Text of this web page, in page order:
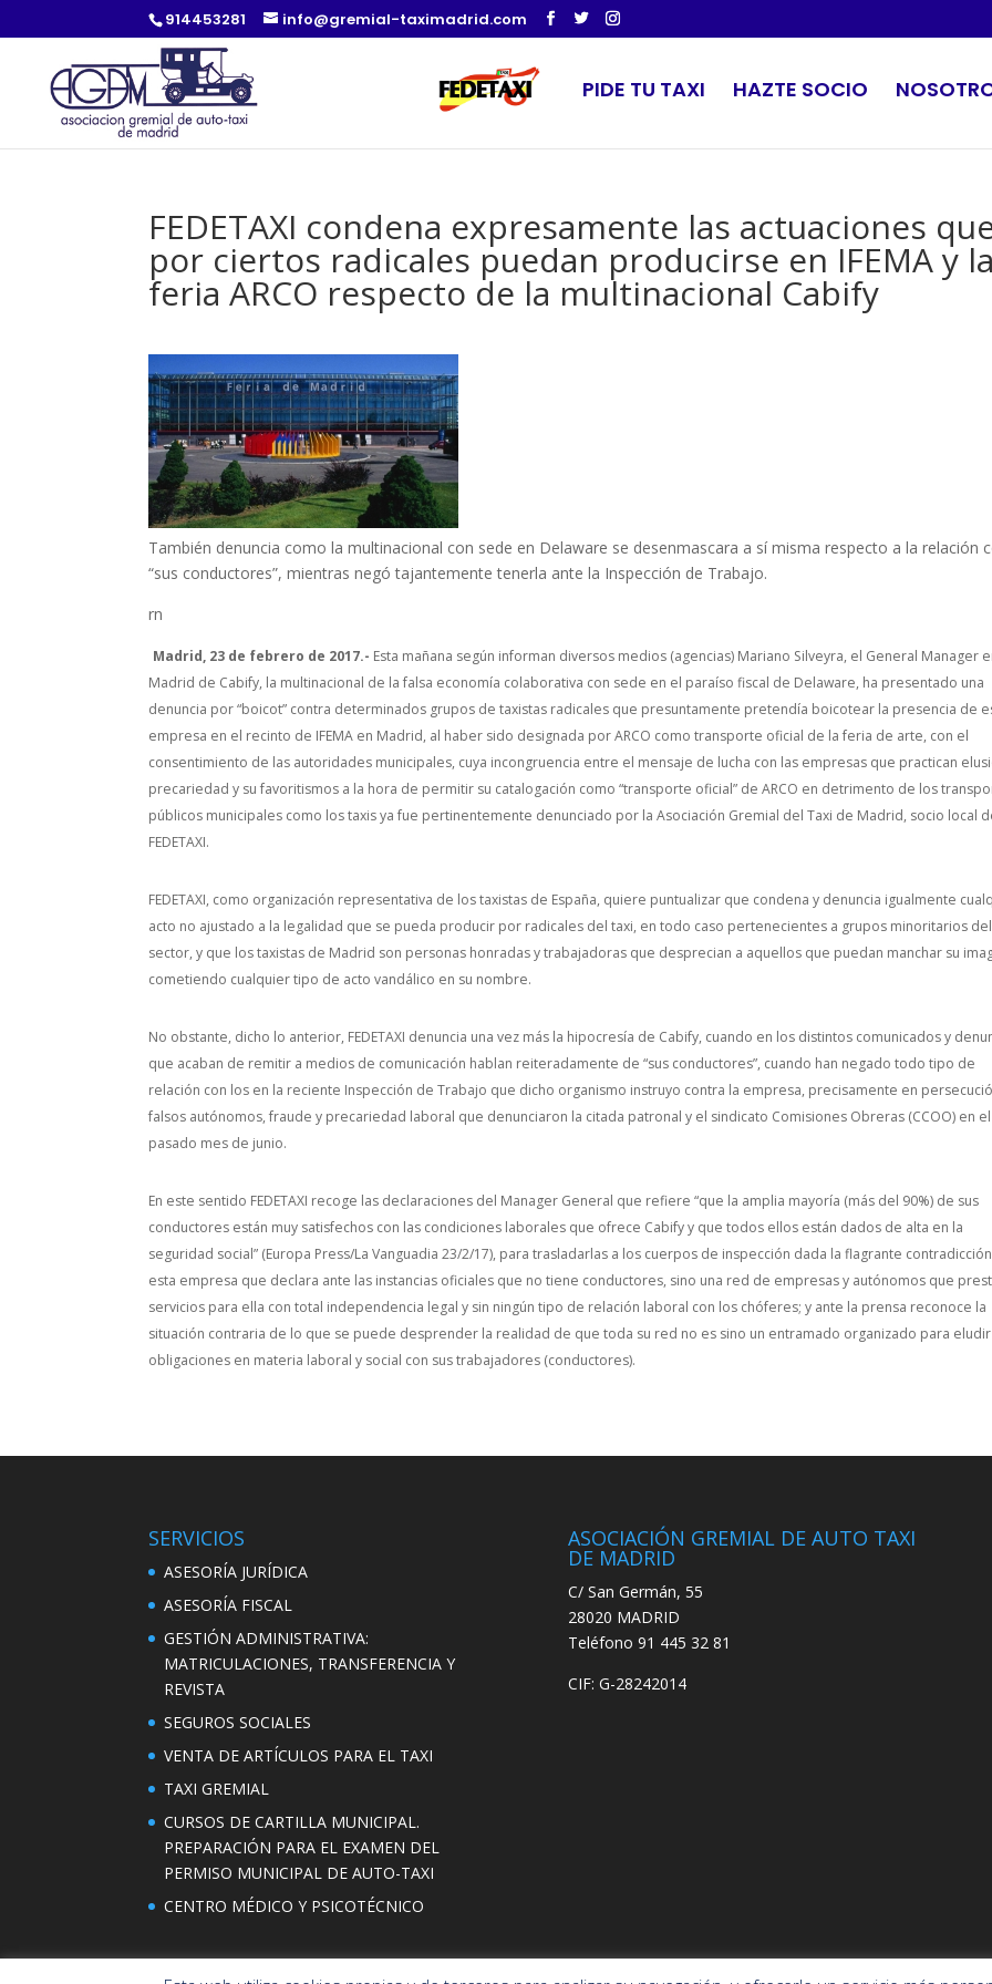
914453281 info@gremial-taximadrid.com
PIDE TU TAXI HAZTE SOCIO
FEDETAXI condena expresamente las actuaciones
por ciertos radicales puedan producirse en IFEMA y la
feria ARCO respecto de la multinacional Cabify
También denuncia como la multinacional con sede en Delaware se desenmascara a sí misma respecto a la relación
“sus conductores”, mientras negó tajantemente tenerla ante la Inspección de Trabajo.
rn
Madrid, 23 de febrero de 2017.- Esta mañana según informan diversos medios (agencias) Mariano Silveyra, el General Manager
Madrid de Cabify, la multinacional de la falsa economía colaborativa con sede en el paraíso fiscal de Delaware, ha presentado una
denuncia por “boicot” contra determinados grupos de taxistas radicales que presuntamente pretendía boicotear la presencia de
empresa en el recinto de IFEMA en Madrid, al haber sido designada por ARCO como transporte oficial de la feria de arte, con el
consentimiento de las autoridades municipales, cuya incongruencia entre el mensaje de lucha con las empresas que practican
precariedad y su favoritismos a la hora de permitir su catalogación como “transporte oficial” de ARCO en detrimento de los
públicos municipales como los taxis ya fue pertinentemente denunciado por la Asociación Gremial del Taxi de Madrid, socio local
FEDETAXI.
FEDETAXI, como organización representativa de los taxistas de España, quiere puntualizar que condena y denuncia igualmente
acto no ajustado a la legalidad que se pueda producir por radicales del taxi, en todo caso pertenecientes a grupos minoritarios del
sector, y que los taxistas de Madrid son personas honradas y trabajadoras que desprecian a aquellos que puedan manchar su
cometiendo cualquier tipo de acto vandálico en su nombre.
No obstante, dicho lo anterior, FEDETAXI denuncia una vez más la hipocresía de Cabify, cuando en los distintos comunicados y
que acaban de remitir a medios de comunicación hablan reiteradamente de “sus conductores”, cuando han negado todo tipo de
relación con los en la reciente Inspección de Trabajo que dicho organismo instruyo contra la empresa, precisamente en
falsos autónomos, fraude y precariedad laboral que denunciaron la citada patronal y el sindicato Comisiones Obreras (CCOO) en el
pasado mes de junio.
En este sentido FEDETAXI recoge las declaraciones del Manager General que refiere “que la amplia mayoría (más del 90%) de sus
conductores están muy satisfechos con las condiciones laborales que ofrece Cabify y que todos ellos están dados de alta en la
seguridad social” (Europa Press/La Vanguadia 23/2/17), para trasladarlas a los cuerpos de inspección dada la flagrante
esta empresa que declara ante las instancias oficiales que no tiene conductores, sino una red de empresas y autónomos que
servicios para ella con total independencia legal y sin ningún tipo de relación laboral con los chóferes; y ante la prensa reconoce la
situación contraria de lo que se puede desprender la realidad de que toda su red no es sino un entramado organizado para eludir
obligaciones en materia laboral y social con sus trabajadores (conductores).
SERVICIOS
ASESORÍA JURÍDICA
ASESORÍA FISCAL
GESTIÓN ADMINISTRATIVA:
MATRICULACIONES, TRANSFERENCIA Y
REVISTA
SEGUROS SOCIALES
VENTA DE ARTÍCULOS PARA EL TAXI
TAXI GREMIAL
CURSOS DE CARTILLA MUNICIPAL.
PREPARACIÓN PARA EL EXAMEN DEL
PERMISO MUNICIPAL DE AUTO-TAXI
CENTRO MÉDICO Y PSICOTÉCNICO
ASOCIACIÓN GREMIAL DE AUTO TAXI
DE MADRID
C/ San Germán, 55
28020 MADRID
Teléfono 91 445 32 81
CIF: G-28242014